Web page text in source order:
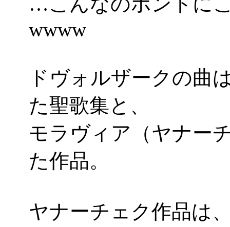
wwww
ドヴォルザークの曲
た聖歌集と、
モラヴィア（ヤナー
た作品。
ヤナーチェク作品は